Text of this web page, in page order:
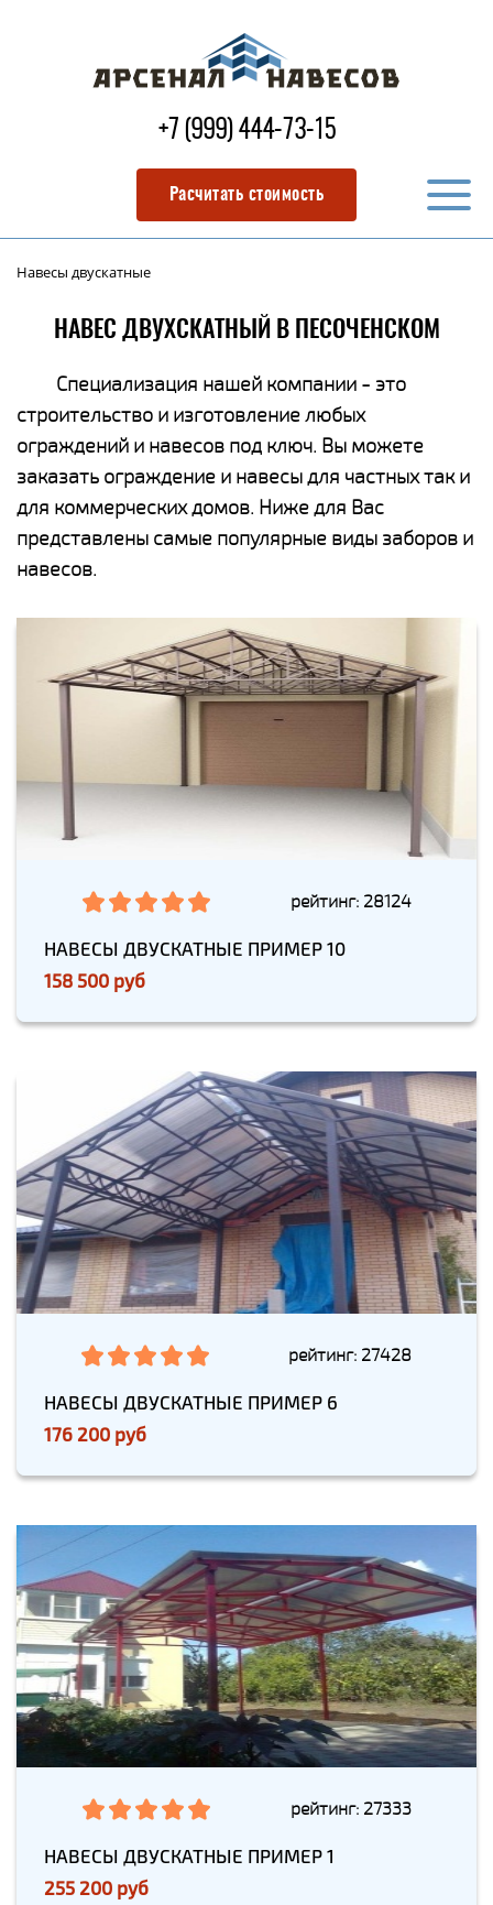
+7 (999) 444-73-15
Расчитать стоимость
Навесы двускатные
НАВЕС ДВУХСКАТНЫЙ В ПЕСОЧЕНСКОМ
Специализация нашей компании - это
строительство и изготовление любых
ограждений и навесов под ключ. Вы можете
заказать ограждение и навесы для частных так и
для коммерческих домов. Ниже для Вас
представлены самые популярные виды заборов и
навесов.
рейтинг: 28124
НАВЕСЫ ДВУСКАТНЫЕ ПРИМЕР 10
158 500 руб
рейтинг: 27428
НАВЕСЫ ДВУСКАТНЫЕ ПРИМЕР 6
176 200 руб
рейтинг: 27333
НАВЕСЫ ДВУСКАТНЫЕ ПРИМЕР 1
255 200 руб